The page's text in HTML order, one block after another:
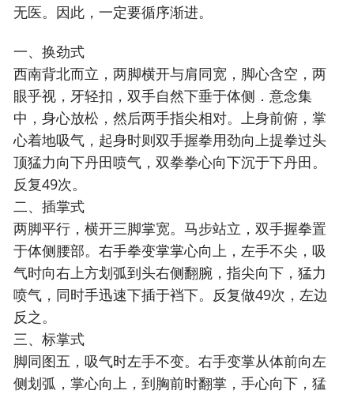
无医。因此，一定要循序渐进。
一、换劲式
西南背北而立，两脚横开与肩同宽，脚心含空，两
眼乎视，牙轻扣，双手自然下垂于体侧．意念集
中，身心放松，然后两手指尖相对。上身前俯，掌
心着地吸气，起身时则双手握拳用劲向上提拳过头
顶猛力向下丹田喷气，双拳拳心向下沉于下丹田。
反复49次。
二、插掌式
两脚平行，横开三脚掌宽。马步站立，双手握拳置
于体侧腰部。右手拳变掌掌心向上，左手不尖，吸
气时向右上方划弧到头右侧翻腕，指尖向下，猛力
喷气，同时手迅速下插于裆下。反复做49次，左边
反之。
三、标掌式
脚同图五，吸气时左手不变。右手变掌从体前向左
侧划弧，掌心向上，到胸前时翻掌，手心向下，猛